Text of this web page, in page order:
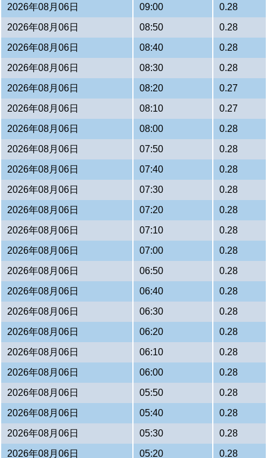
2026年08月06日
09:00
0.28
2026年08月06日
08:50
0.28
2026年08月06日
08:40
0.28
2026年08月06日
08:30
0.28
2026年08月06日
08:20
0.27
2026年08月06日
08:10
0.27
2026年08月06日
08:00
0.28
2026年08月06日
07:50
0.28
2026年08月06日
07:40
0.28
2026年08月06日
07:30
0.28
2026年08月06日
07:20
0.28
2026年08月06日
07:10
0.28
2026年08月06日
07:00
0.28
2026年08月06日
06:50
0.28
2026年08月06日
06:40
0.28
2026年08月06日
06:30
0.28
2026年08月06日
06:20
0.28
2026年08月06日
06:10
0.28
2026年08月06日
06:00
0.28
2026年08月06日
05:50
0.28
2026年08月06日
05:40
0.28
2026年08月06日
05:30
0.28
2026年08月06日
05:20 0.28